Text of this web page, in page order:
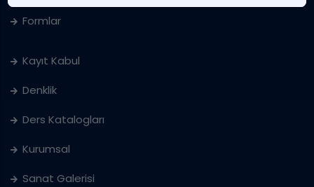
Formlar
Kayıt Kabul
Denklik
Ders Katalogları
Kurumsal
Sanat Galerisi